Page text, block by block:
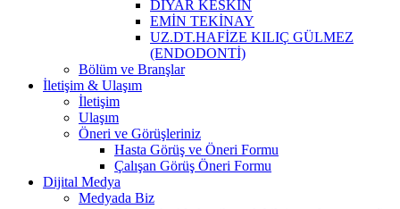
DİYAR KESKİN
EMİN TEKİNAY
UZ.DT.HAFİZE KILIÇ GÜLMEZ
(ENDODONTİ)
Bölüm ve Branşlar
İletişim & Ulaşım
İletişim
Ulaşım
Öneri ve Görüşleriniz
Hasta Görüş ve Öneri Formu
Çalışan Görüş Öneri Formu
Dijital Medya
Medyada Biz